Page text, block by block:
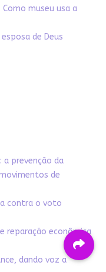
museu usa a
de Deus
a prevenção da
de
contra o voto
reparação econômica
dando voz a